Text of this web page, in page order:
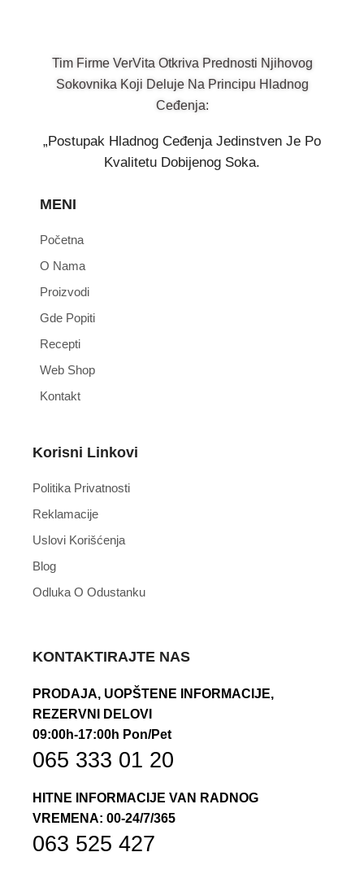
Tim Firme VerVita Otkriva Prednosti Njihovog
Sokovnika Koji Deluje Na Principu Hladnog
Ceđenja:
„Postupak Hladnog Ceđenja Jedinstven Je Po
Kvalitetu Dobijenog Soka.
MENI
Početna
O Nama
Proizvodi
Gde Popiti
Recepti
Web Shop
Kontakt
Korisni Linkovi
Politika Privatnosti
Reklamacije
Uslovi Korišćenja
Blog
Odluka O Odustanku
KONTAKTIRAJTE NAS
PRODAJA, UOPŠTENE INFORMACIJE,
REZERVNI DELOVI
09:00h-17:00h Pon/Pet
065 333 01 20
HITNE INFORMACIJE VAN RADNOG
VREMENA: 00-24/7/365
063 525 427